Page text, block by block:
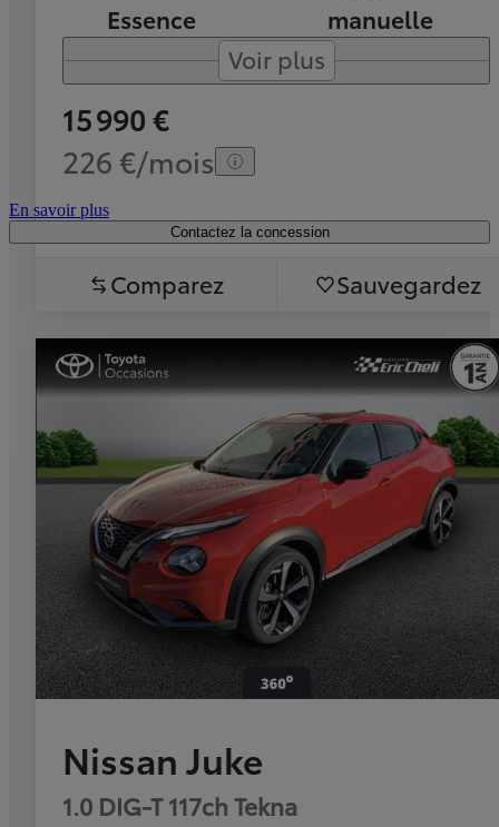
Essence
manuelle
Voir plus
15 990 €
226 €/mois
En savoir plus
Contactez la concession
Comparez Sauvegardez
Nissan Juke
1.0 DIG-T 117ch Tekna